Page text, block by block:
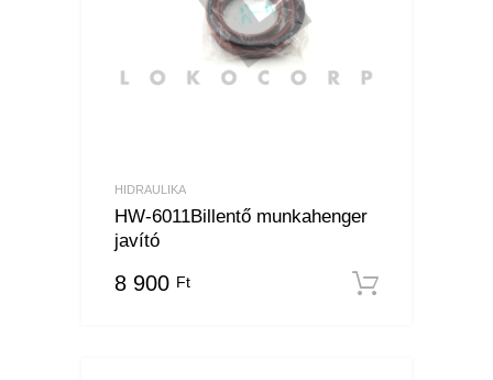
HIDRAULIKA
HW-6011Billentő munkahenger
javító
8 900 Ft